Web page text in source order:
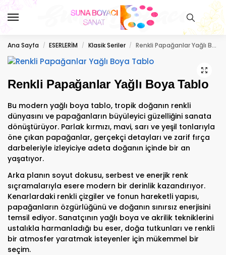
Ana Sayfa / ESERLERİM / Klasik Seriler / Renkli Papağanlar Yağlı Boya Tablo
Renkli Papağanlar Yağlı Boya Tablo
Bu modern yağlı boya tablo, tropik doğanın renkli
dünyasını ve papağanların büyüleyici güzelliğini sanata
dönüştürüyor. Parlak kırmızı, mavi, sarı ve yeşil tonlarıyla
öne çıkan papağanlar, gerçekçi detayları ve zarif fırça
darbeleriyle izleyiciye adeta doğanın içinde bir an
yaşatıyor.
Arka planın soyut dokusu, serbest ve enerjik renk
sıçramalarıyla esere modern bir derinlik kazandırıyor.
Kenarlardaki renkli çizgiler ve fonun hareketli yapısı,
papağanların özgürlüğünü ve doğanın sınırsız enerjisini
temsil ediyor. Sanatçının yağlı boya ve akrilik tekniklerini
ustalıkla harmanladığı bu eser, doğa tutkunları ve renkli
bir atmosfer yaratmak isteyenler için mükemmel bir
seçim.